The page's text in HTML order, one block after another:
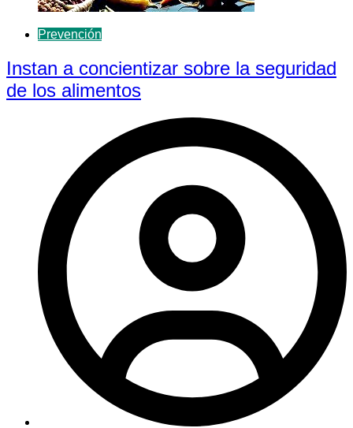
Prevención
Instan a concientizar sobre la seguridad
de los alimentos